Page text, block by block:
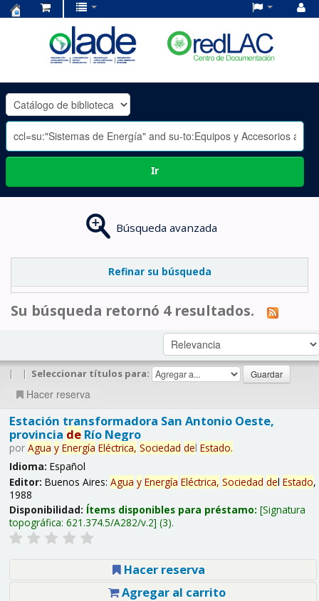
OLADE
-
Ir
Búsqueda avanzada
Refinar su búsqueda
Su búsqueda retornó 4 resultados.
| | Seleccionar títulos para:
Hacer reserva
Estación transformadora San Antonio Oeste,
provincia deRío Negro
por Agua y Energía Eléctrica, Sociedad del Estado.
Idioma: Español
Editor: Buenos Aires: Agua y Energía Eléctrica, Sociedad del Estado,
1988
Disponibilidad: Ítems disponibles para préstamo: Signatura
topográfica: 621.374.5/A282/v.2 (3).
Hacer reserva
Agregar al carrito